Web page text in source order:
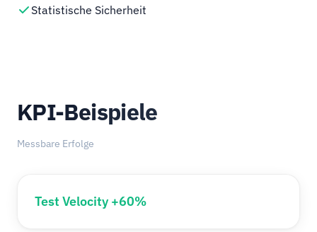
Statistische Sicherheit
KPI-Beispiele
Messbare Erfolge
Test Velocity +60%